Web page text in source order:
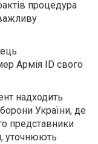
процедура
Армія ID свого
надходить
України, де
представники
уточнюють